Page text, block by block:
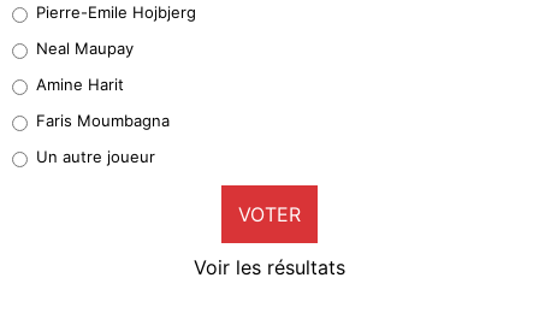
5%
1%
9%
Pierre-Emile Hojbjerg
Neal Maupay
Amine Harit
Faris Moumbagna
Un autre joueur
VOTER
Voir les résultats